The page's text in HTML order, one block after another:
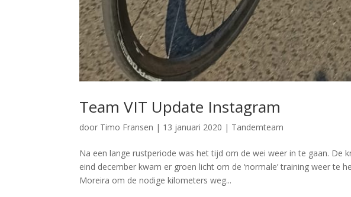
Team VIT Update Instagram
door Timo Fransen | 13 januari 2020 | Tandemteam
Na een lange rustperiode was het tijd om de wei weer in te gaan. De
eind december kwam er groen licht om de ‘normale’ training weer te
Moreira om de nodige kilometers weg...